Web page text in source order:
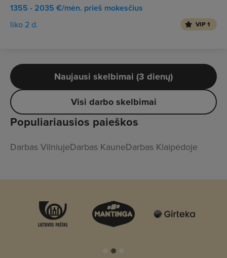
1355 - 2035 €/mėn. prieš mokesčius
liko 2 d. VIP 1
Naujausi skelbimai (3 dienų)
Visi darbo skelbimai
Populiariausios paieškos
Darbas VilniujeDarbas KauneDarbas Klaipėdoje